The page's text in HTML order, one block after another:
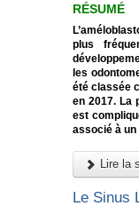
RÉSUMÉ
plus
les
été classée
en 2017. La
est
associé à
Lire la
Le Sinus